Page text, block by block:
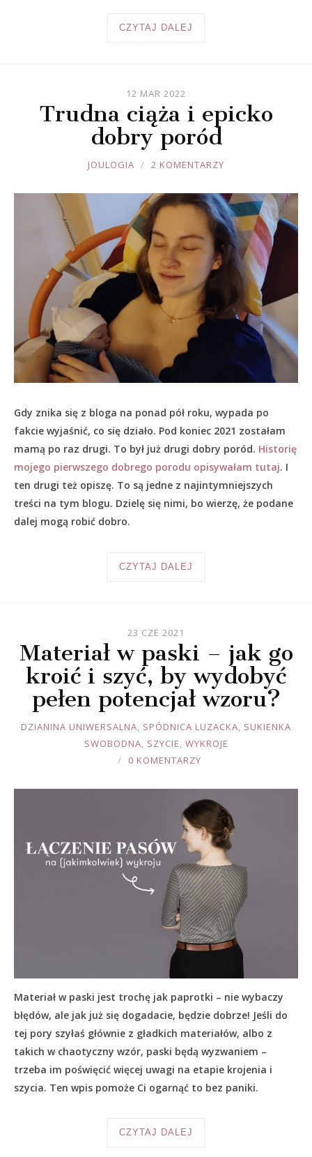
CZYTAJ DALEJ
12 MAR 2022
Trudna ciąża i epicko
dobry poród
JOULE
JOULOGIA 2 KOMENTARZY
Gdy znika się z bloga na ponad pół roku, wypada po
fakcie wyjaśnić, co się działo. Pod koniec 2021 zostałam
mamą po raz drugi. To był już drugi dobry poród. Historię
mojego pierwszego dobrego porodu opisywałam tutaj. I
ten drugi też opiszę. To są jedne z najintymniejszych
treści na tym blogu. Dzielę się nimi, bo wierzę, że podane
dalej mogą robić dobro.
CZYTAJ DALEJ
23 CZE 2021
Materiał w paski – jak go
kroić i szyć, by wydobyć
pełen potencjał wzoru?
JOULE
DZIANINA UNIWERSALNA, SPÓDNICA LUZACKA, SUKIENKA
SWOBODNA, SZYCIE, WYKROJE
0 KOMENTARZY
Materiał w paski jest trochę jak paprotki – nie wybaczy
błędów, ale jak już się dogadacie, będzie dobrze! Jeśli do
tej pory szyłaś głównie z gładkich materiałów, albo z
takich w chaotyczny wzór, paski będą wyzwaniem –
trzeba im poświęcić więcej uwagi na etapie krojenia i
szycia. Ten wpis pomoże Ci ogarnąć to bez paniki.
CZYTAJ DALEJ